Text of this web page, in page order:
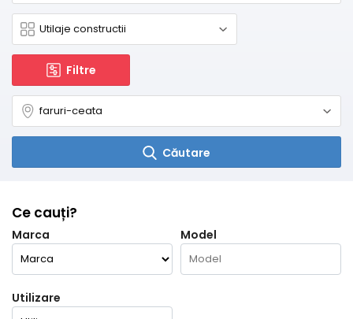
Filtre
Căutare
Ce cauți?
Marca Model
Utilizare